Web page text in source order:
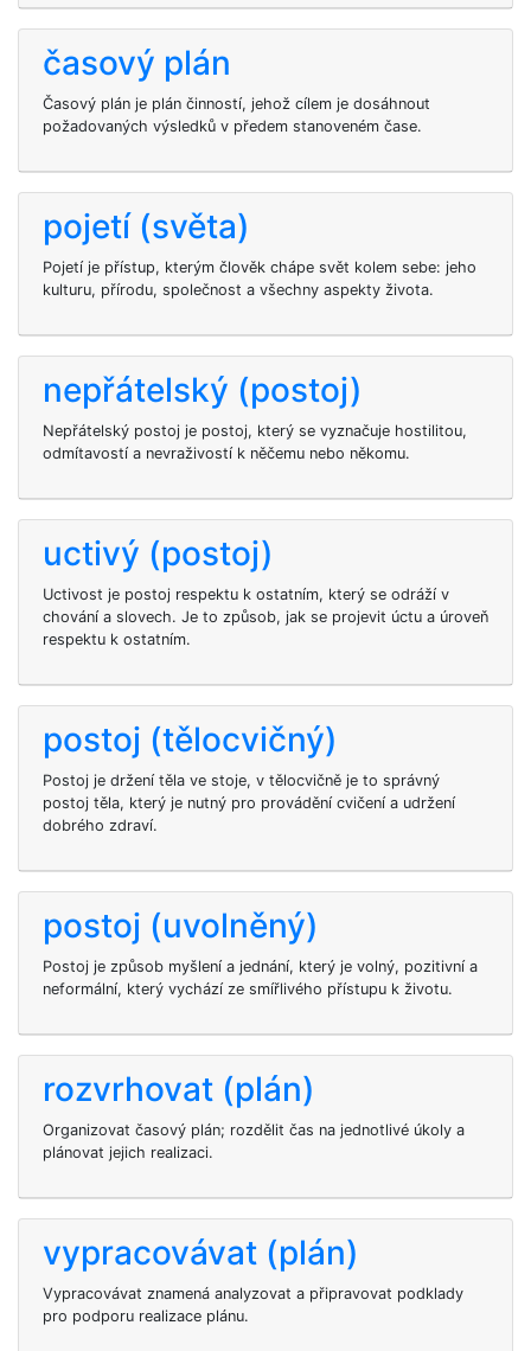
časový plán
Časový plán je plán činností, jehož cílem je dosáhnout
požadovaných výsledků v předem stanoveném čase.
pojetí (světa)
Pojetí je přístup, kterým člověk chápe svět kolem sebe: jeho
kulturu, přírodu, společnost a všechny aspekty života.
nepřátelský (postoj)
Nepřátelský postoj je postoj, který se vyznačuje hostilitou,
odmítavostí a nevraživostí k něčemu nebo někomu.
uctivý (postoj)
Uctivost je postoj respektu k ostatním, který se odráží v
chování a slovech. Je to způsob, jak se projevit úctu a úroveň
respektu k ostatním.
postoj (tělocvičný)
Postoj je držení těla ve stoje, v tělocvičně je to správný
postoj těla, který je nutný pro provádění cvičení a udržení
dobrého zdraví.
postoj (uvolněný)
Postoj je způsob myšlení a jednání, který je volný, pozitivní a
neformální, který vychází ze smířlivého přístupu k životu.
rozvrhovat (plán)
Organizovat časový plán; rozdělit čas na jednotlivé úkoly a
plánovat jejich realizaci.
vypracovávat (plán)
Vypracovávat znamená analyzovat a připravovat podklady
pro podporu realizace plánu.